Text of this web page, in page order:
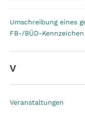
Umschreibung eines
FB-/BÜD-Kennzeichen
V
Veranstaltungen